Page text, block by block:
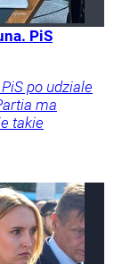
PiS
po udziale
ma
takie